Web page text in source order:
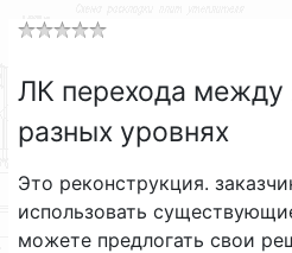
ЛК перехода между
разных уровнях
Это реконструкция.
использовать
можете предлогать свои